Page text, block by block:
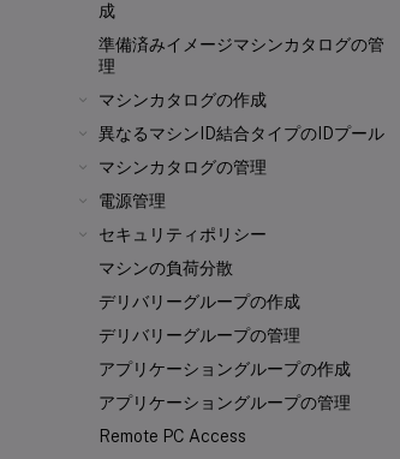
成
準備済みイメージマシンカタログの管
理
マシンカタログの作成
異なるマシンID結合タイプのIDプール
マシンカタログの管理
電源管理
セキュリティポリシー
マシンの負荷分散
デリバリーグループの作成
デリバリーグループの管理
アプリケーショングループの作成
アプリケーショングループの管理
Remote PC Access